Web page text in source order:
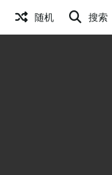
随机 搜索